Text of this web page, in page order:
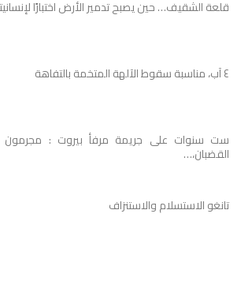
قلعة الشقيف… حين يصبح تدمير الأرض اختبارًا
٤ آب، مناسبة سقوط الآلهة المتخمة بالتفاهة
ست سنوات على جريمة مرفأ بيروت : مجرمون
القضبان،…
تانغو الاستسلام والاستنزاف